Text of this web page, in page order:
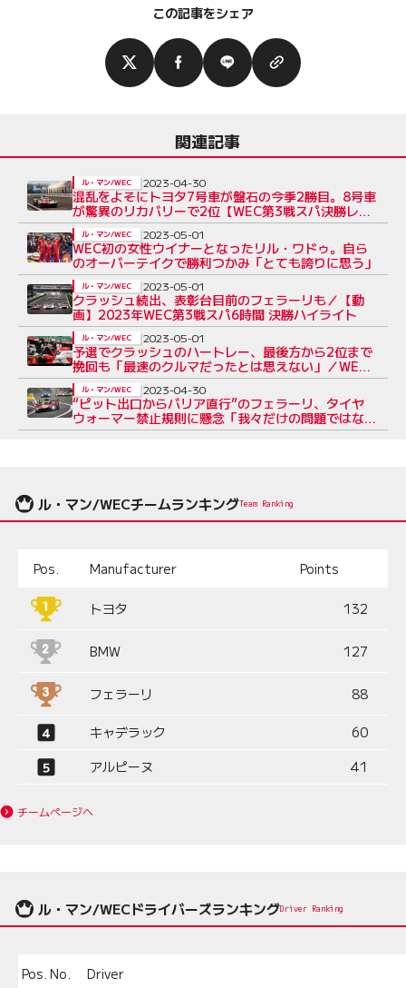
この記事をシェア
関連記事
混乱をよそにトヨタ7号車が盤石の今季2勝目。8号車
が驚異のリカバリーで2位【WEC第3戦スパ決勝レ
ポート】
ル・マン/WEC 2023-04-30
WEC初の女性ウイナーとなったリル・ワドゥ。自ら
のオーバーテイクで勝利つかみ「とても誇りに思う」
ル・マン/WEC 2023-05-01
クラッシュ続出、表彰台目前のフェラーリも／【動
画】2023年WEC第3戦スパ6時間 決勝ハイライト
ル・マン/WEC 2023-05-01
予選でクラッシュのハートレー、最後方から2位まで
挽回も「最速のクルマだったとは思えない」／WEC
スパ
ル・マン/WEC 2023-05-01
“ピット出口からバリア直行”のフェラーリ、タイヤ
ウォーマー禁止規則に懸念「我々だけの問題ではな
い」
ル・マン/WEC 2023-04-30
ル・マン/WECチームランキングTeam Ranking
Pos. Manufacturer Points
トヨタ 132
BMW 127
フェラーリ 88
キャデラック
60
アルピーヌ
41
チームページへ
ル・マン/WECドライバーズランキングDriver Ranking
Pos. No. Driver